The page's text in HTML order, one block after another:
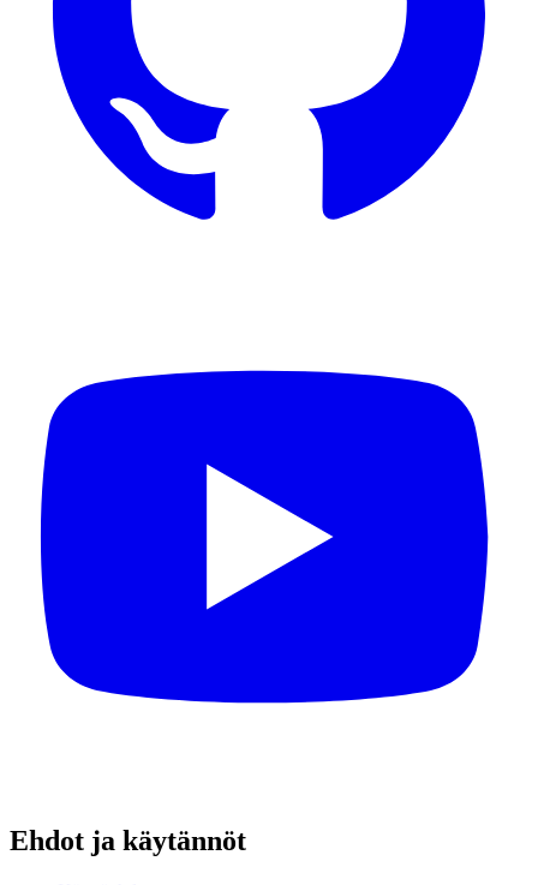
Ehdot ja käytännöt